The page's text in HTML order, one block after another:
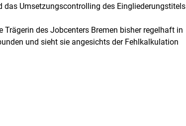
Umsetzungscontrolling des Eingliederungstitels
des Jobcenters Bremen bisher regelhaft in
und sieht sie angesichts der Fehlkalkulation